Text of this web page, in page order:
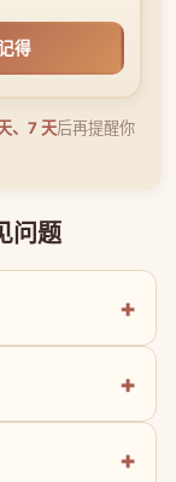
得
、7 天后再提醒你
问题